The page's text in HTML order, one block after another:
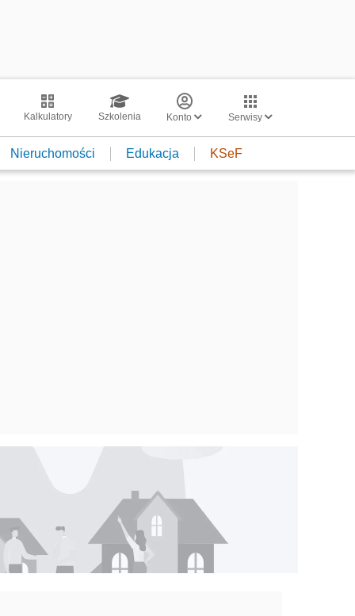
Kalkulatory Szkolenia Konto Serwisy
Nieruchomości Edukacja KSeF